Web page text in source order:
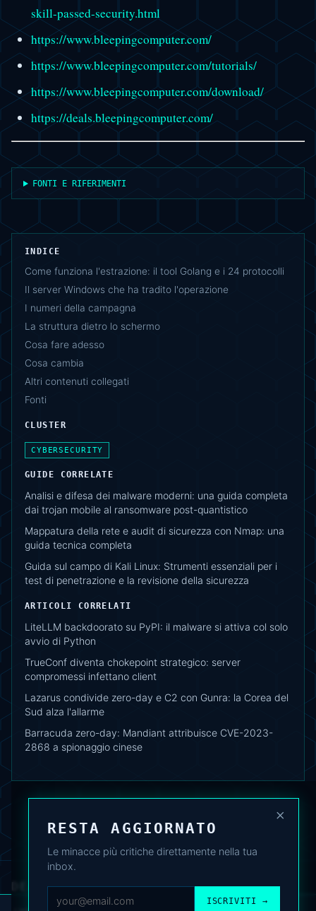
skill-passed-security.html
https://www.bleepingcomputer.com/
https://www.bleepingcomputer.com/tutorials/
https://www.bleepingcomputer.com/download/
https://deals.bleepingcomputer.com/
FONTI E RIFERIMENTI
INDICE
Come funziona l'estrazione: il tool Golang e i 24 protocolli
Il server Windows che ha tradito l'operazione
I numeri della campagna
La struttura dietro lo schermo
Cosa fare adesso
Cosa cambia
Altri contenuti collegati
Fonti
CLUSTER
CYBERSECURITY
GUIDE CORRELATE
Analisi e difesa dei malware moderni: una guida completa
dai trojan mobile al ransomware post-quantistico
Mappatura della rete e audit di sicurezza con Nmap: una
guida tecnica completa
Guida sul campo di Kali Linux: Strumenti essenziali per i
test di penetrazione e la revisione della sicurezza
ARTICOLI CORRELATI
LiteLLM backdoorato su PyPI: il malware si attiva col solo
avvio di Python
TrueConf diventa chokepoint strategico: server
compromessi infettano client
Lazarus condivide zero-day e C2 con Gunra: la Corea del
Sud alza l'allarme
Barracuda zero-day: Mandiant attribuisce CVE-2023-
2868 a spionaggio cinese
×
RESTA AGGIORNATO
Le minacce più critiche direttamente nella tua
inbox.
ISCRIVITI →
DEAFNEWS
CHI SIAMO·ARCHIVIO ·FAQ PRIVACY·COOKIE POLICY
CONTATTI